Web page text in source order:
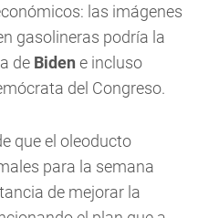
las imágenes
gasolineras podría la
de Biden e incluso
del Congreso.
que el oleoducto
para la semana
de mejorar la